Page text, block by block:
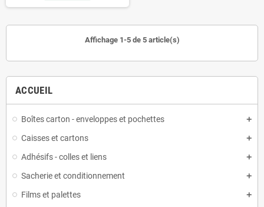
ACCUEIL
Boîtes carton - enveloppes et pochettes
Caisses et cartons
Adhésifs - colles et liens
Sacherie et conditionnement
Films et palettes
Affichage 1-5 de 5 article(s)